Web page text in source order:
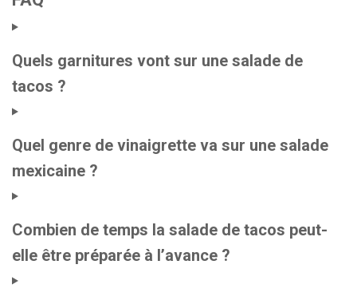
Quels garnitures vont sur une salade de
tacos ?
Quel genre de vinaigrette va sur une salade
mexicaine ?
Combien de temps la salade de tacos peut-
elle être préparée à l’avance ?